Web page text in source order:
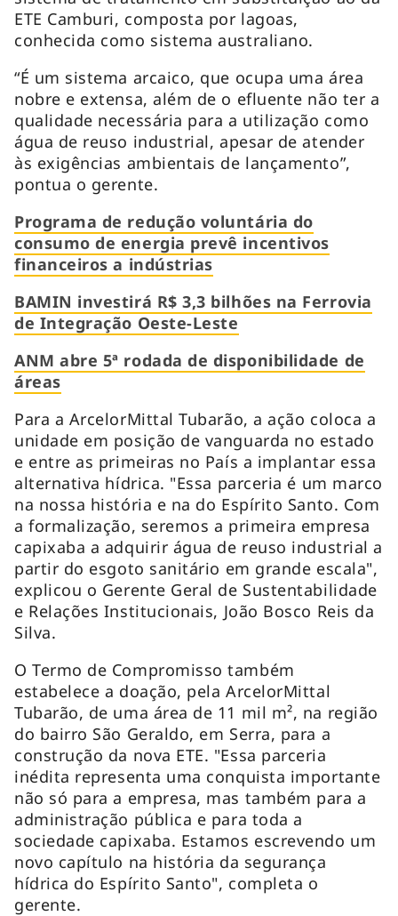
ETE Camburi, composta por lagoas,
conhecida como sistema australiano.
“É um sistema arcaico, que ocupa uma área
nobre e extensa, além de o efluente não ter a
qualidade necessária para a utilização como
água de reuso industrial, apesar de atender
às exigências ambientais de lançamento”,
pontua o gerente.
Programa de redução voluntária do
consumo de energia prevê incentivos
financeiros a indústrias
BAMIN investirá R$ 3,3 bilhões na Ferrovia
de Integração Oeste-Leste
ANM abre 5ª rodada de disponibilidade de
áreas
Para a ArcelorMittal Tubarão, a ação coloca a
unidade em posição de vanguarda no estado
e entre as primeiras no País a implantar essa
alternativa hídrica. "Essa parceria é um marco
na nossa história e na do Espírito Santo. Com
a formalização, seremos a primeira empresa
capixaba a adquirir água de reuso industrial a
partir do esgoto sanitário em grande escala",
explicou o Gerente Geral de Sustentabilidade
e Relações Institucionais, João Bosco Reis da
Silva.
O Termo de Compromisso também
estabelece a doação, pela ArcelorMittal
Tubarão, de uma área de 11 mil m², na região
do bairro São Geraldo, em Serra, para a
construção da nova ETE. "Essa parceria
inédita representa uma conquista importante
não só para a empresa, mas também para a
administração pública e para toda a
sociedade capixaba. Estamos escrevendo um
novo capítulo na história da segurança
hídrica do Espírito Santo", completa o
gerente.